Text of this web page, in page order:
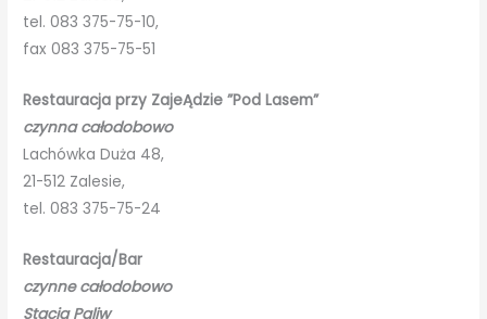
tel. 083 375-75-10,
fax 083 375-75-51
Restauracja przy ZajeĄdzie ”Pod Lasem”
czynna całodobowo
Lachówka Duża 48,
21-512 Zalesie,
tel. 083 375-75-24
Restauracja/Bar
czynne całodobowo
Stacja Paliw